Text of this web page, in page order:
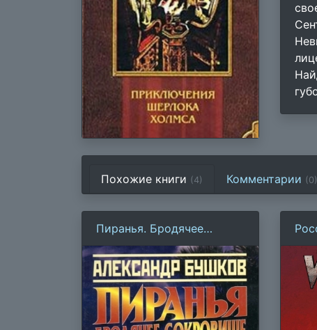
Похожие книги (4) Комментарии (0)
Пиранья. Бродячее
сокровище